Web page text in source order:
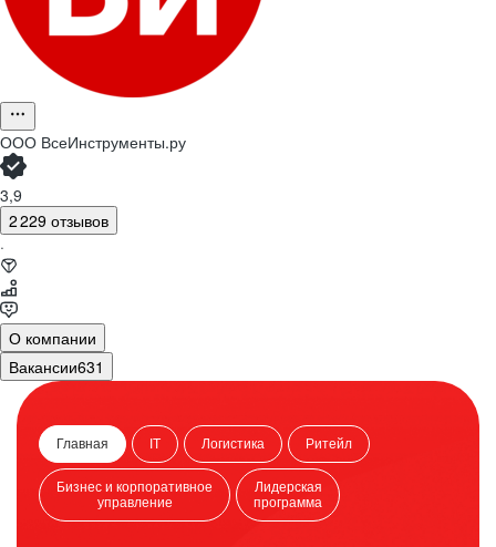
ООО ВсеИнструменты.ру
3,9
2 229 отзывов
·
О компании
Вакансии631
Главная IT Логистика Ритейл
Бизнес и корпоративное
управление
Лидерская
программа